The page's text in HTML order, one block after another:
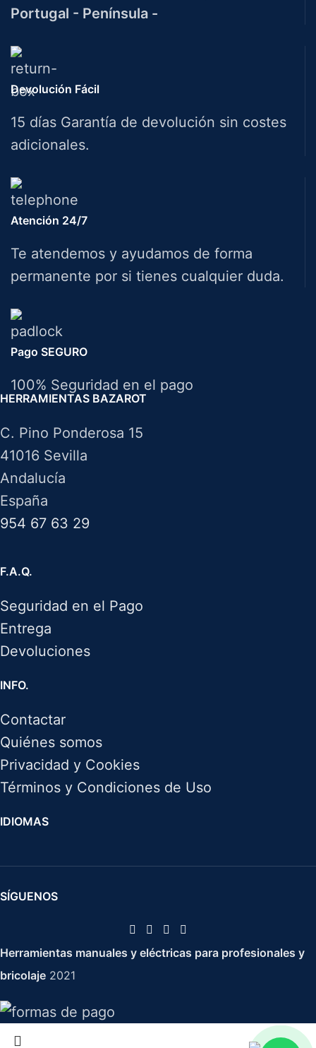
Portugal - Península -
Devolución Fácil
15 días Garantía de devolución sin costes
adicionales.
Atención 24/7
Te atendemos y ayudamos de forma
permanente por si tienes cualquier duda.
Pago SEGURO
100% Seguridad en el pago
HERRAMIENTAS BAZAROT
C. Pino Ponderosa 15
41016 Sevilla
Andalucía
España
954 67 63 29
F.A.Q.
Seguridad en el Pago
Entrega
Devoluciones
INFO.
Contactar
Quiénes somos
Privacidad y Cookies
Términos y Condiciones de Uso
IDIOMAS
SÍGUENOS
Herramientas manuales y eléctricas para profesionales y
bricolaje 2021